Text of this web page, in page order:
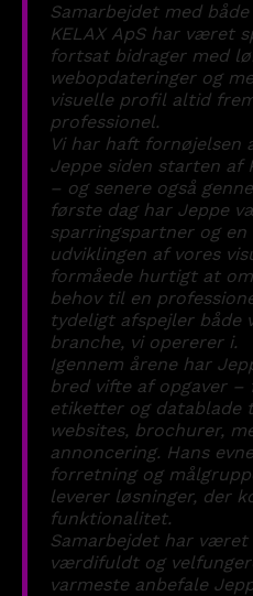
Samarbejdet med både
KELAX ApS har været
fortsat bidrager med
webopdateringer og
visuelle profil altid
professionel.
Vi har haft fornøjelsen
Jeppe siden starten af
– og senere også
første dag har Jeppe
sparringspartner og en
udviklingen af vores
formåede hurtigt at
behov til en
tydeligt afspejler både
branche, vi opererer i.
Igennem årene har
bred vifte af opgaver –
etiketter og datablade
websites, brochurer,
annoncering. Hans evne
forretning og
leverer løsninger, der
funktionalitet.
Samarbejdet har været
værdifuldt og
varmeste anbefale